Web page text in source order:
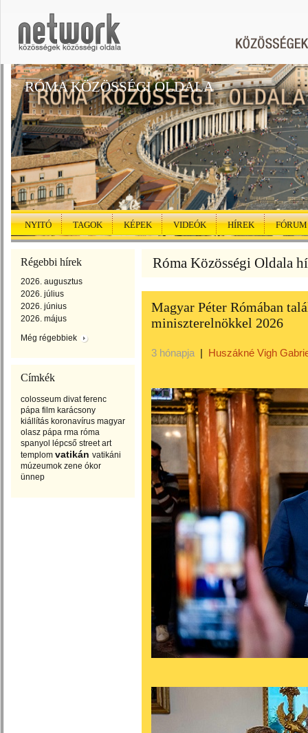
RÓMA KÖZÖSSÉGI OLDALA
NYITÓ TAGOK KÉPEK VIDEÓK HÍREK FÓRUM
Régebbi hírek
2026. augusztus
2026. július
2026. június
2026. május
Még régebbiek
Címkék
colosseum divat ferenc
pápa film karácsony
kiállítás koronavírus magyar
olasz pápa rma róma
spanyol lépcső street art
templom vatikán vatikáni
múzeumok zene ókor
ünnep
Róma Közösségi Oldala
Magyar Péter Rómában
miniszterelnökkel 2026
3 hónapja | Huszákné Vigh